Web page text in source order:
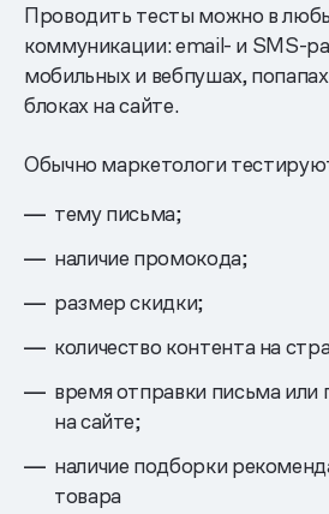
Проводить тесты можно в
коммуникации: email- и SMS-
мобильных и вебпушах,
блоках на сайте.
Обычно маркетологи
тему письма;
наличие промокода;
размер скидки;
количество контента на
время отправки письма или
на сайте;
наличие подборки
товара